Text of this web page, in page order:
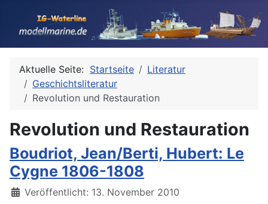
Aktuelle Seite: Startseite
Literatur
Geschichtsliteratur
Revolution und Restauration
Revolution und Restauration
Boudriot, Jean/Berti, Hubert: Le
Cygne 1806-1808
Details
Veröffentlicht: 13. November 2010